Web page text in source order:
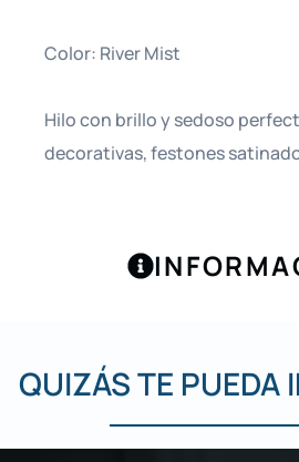
Color: River Mist
Hilo con brillo y sedoso
decorativas, festones
QUIZÁS TE PUEDA